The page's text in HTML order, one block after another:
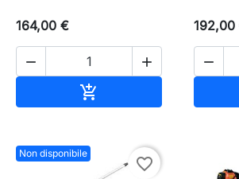
164,00 €
 

192,00

Non disponibile
favorite_border